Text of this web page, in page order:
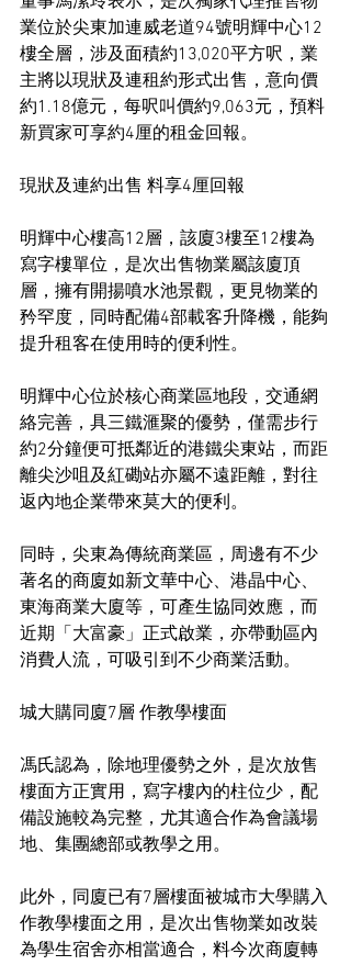
業位於尖東加連威老道94號明輝中心12
樓全層，涉及面積約13,020平方呎，業
主將以現狀及連租約形式出售，意向價
約1.18億元，每呎叫價約9,063元，預料
新買家可享約4厘的租金回報。
現狀及連約出售 料享4厘回報
明輝中心樓高12層，該廈3樓至12樓為
寫字樓單位，是次出售物業屬該廈頂
層，擁有開揚噴水池景觀，更見物業的
矜罕度，同時配備4部載客升降機，能夠
提升租客在使用時的便利性。
明輝中心位於核心商業區地段，交通網
絡完善，具三鐵滙聚的優勢，僅需步行
約2分鐘便可抵鄰近的港鐵尖東站，而距
離尖沙咀及紅磡站亦屬不遠距離，對往
返內地企業帶來莫大的便利。
同時，尖東為傳統商業區，周邊有不少
著名的商廈如新文華中心、港晶中心、
東海商業大廈等，可產生協同效應，而
近期「大富豪」正式啟業，亦帶動區內
消費人流，可吸引到不少商業活動。
城大購同廈7層 作教學樓面
馮氏認為，除地理優勢之外，是次放售
樓面方正實用，寫字樓內的柱位少，配
備設施較為完整，尤其適合作為會議場
地、集團總部或教學之用。
此外，同廈已有7層樓面被城市大學購入
作教學樓面之用，是次出售物業如改裝
為學生宿舍亦相當適合，料今次商廈轉